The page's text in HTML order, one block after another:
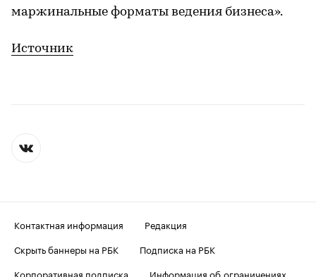
маржинальные форматы ведения бизнеса».
Источник
Контактная информация
Редакция
Скрыть баннеры на РБК
Подписка на РБК
Корпоративная подписка
Информация об ограничениях